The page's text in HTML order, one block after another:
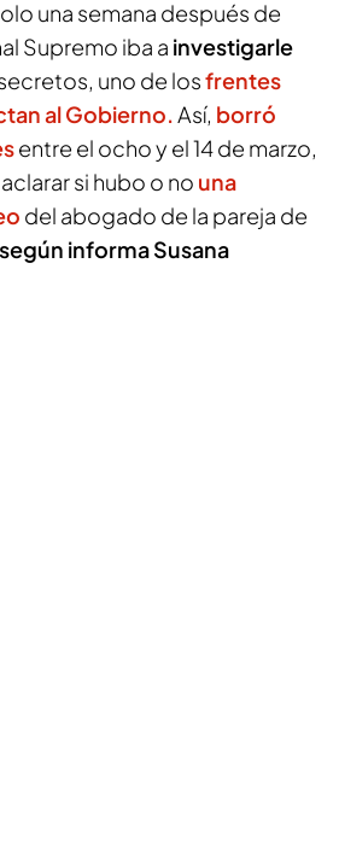
una semana después de
Supremo iba a investigarle
uno de losfrentes
al Gobierno.Así, borró
entre el ocho y el 14 de marzo,
si hubo o no una
del abogado de la pareja de
según informa Susana